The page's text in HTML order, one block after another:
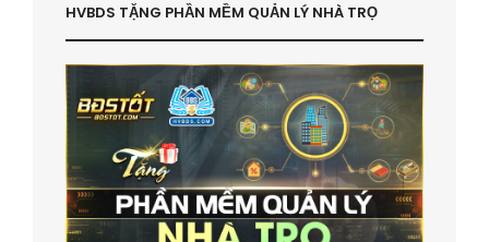
HVBDS TẶNG PHẦN MỀM QUẢN LÝ NHÀ TRỌ